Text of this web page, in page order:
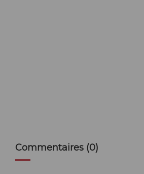
Commentaires (0)